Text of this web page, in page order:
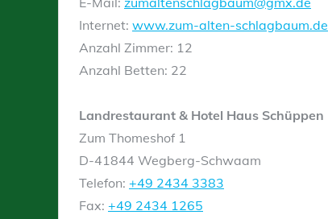
Internet: www.zum-alten-schlagbaum.de
Anzahl Zimmer: 12
Anzahl Betten: 22
Landrestaurant & Hotel Haus Schüppen
Zum Thomeshof 1
D-41844 Wegberg-Schwaam
Telefon: +49 2434 3383
Fax: +49 2434 1265